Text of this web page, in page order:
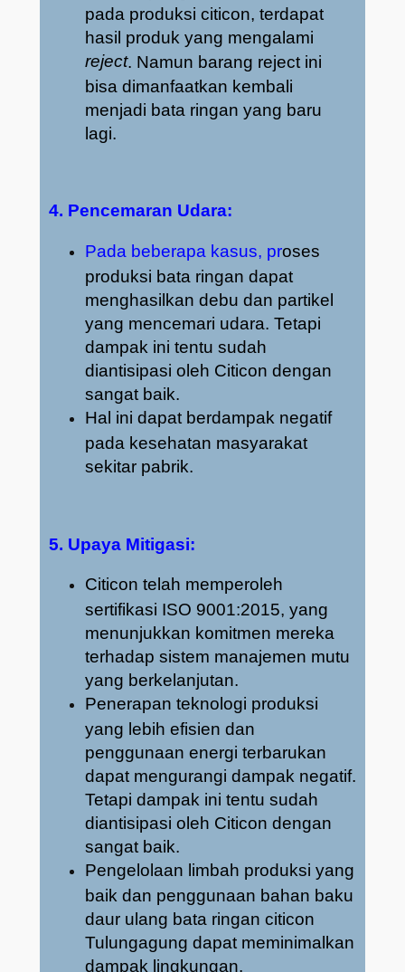
pada produksi citicon, terdapat
hasil produk yang mengalami
reject. Namun barang reject ini
bisa dimanfaatkan kembali
menjadi bata ringan yang baru
lagi.
4. Pencemaran Udara:
Pada beberapa kasus, proses
produksi bata ringan dapat
menghasilkan debu dan partikel
yang mencemari udara. Tetapi
dampak ini tentu sudah
diantisipasi oleh Citicon dengan
sangat baik.
Hal ini dapat berdampak negatif
pada kesehatan masyarakat
sekitar pabrik.
5. Upaya Mitigasi:
Citicon telah memperoleh
sertifikasi ISO 9001:2015, yang
menunjukkan komitmen mereka
terhadap sistem manajemen mutu
yang berkelanjutan.
Penerapan teknologi produksi
yang lebih efisien dan
penggunaan energi terbarukan
dapat mengurangi dampak negatif.
Tetapi dampak ini tentu sudah
diantisipasi oleh Citicon dengan
sangat baik.
Pengelolaan limbah produksi yang
baik dan penggunaan bahan baku
daur ulang bata ringan citicon
Tulungagung dapat meminimalkan
dampak lingkungan.